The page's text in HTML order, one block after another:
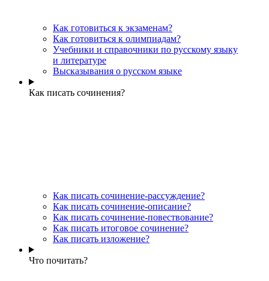
Как готовиться к экзаменам?
Как готовиться к олимпиадам?
Учебники и справочники по русскому языку
и литературе
Высказывания о русском языке
Как писать сочинения?
Как писать сочинение-рассуждение?
Как писать сочинение-описание?
Как писать сочинение-повествование?
Как писать итоговое сочинение?
Как писать изложение?
Что почитать?